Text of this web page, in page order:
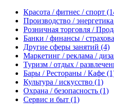
Красота / фитнес / спорт
Производство / энергетика
Розничная торговля /
Банки / финансы /
Другие сферы занятий (4)
Маркетинг / реклама /
Туризм / отдых /
Бары / Рестораны / Кафе
Культура / искусство (1)
Охрана / безопасность (1)
Сервис и быт (1)